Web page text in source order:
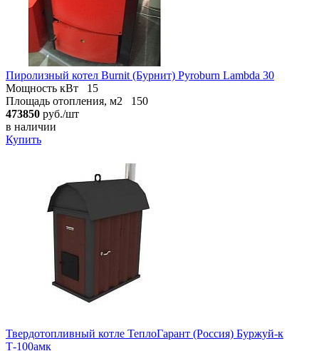
Пиролизный котел Burnit (Бурнит) Pyroburn Lambda 30
Мощность кВт
15
Площадь отопления, м2
150
473850 руб./шт
в наличии
Купить
Твердотопливный котле ТеплоГарант (Россия) Буржуй-к
Т-100амк